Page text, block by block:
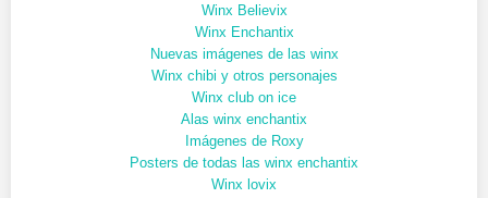
Winx Believix
Winx Enchantix
Nuevas imágenes de las winx
Winx chibi y otros personajes
Winx club on ice
Alas winx enchantix
Imágenes de Roxy
Posters de todas las winx enchantix
Winx lovix